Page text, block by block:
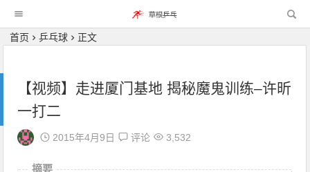
首页 乒乓球 正文
【视频】走进厦门基地 揭秘魔鬼训练–许昕
一打二
2015年4月9日 评论 3,532
摘要